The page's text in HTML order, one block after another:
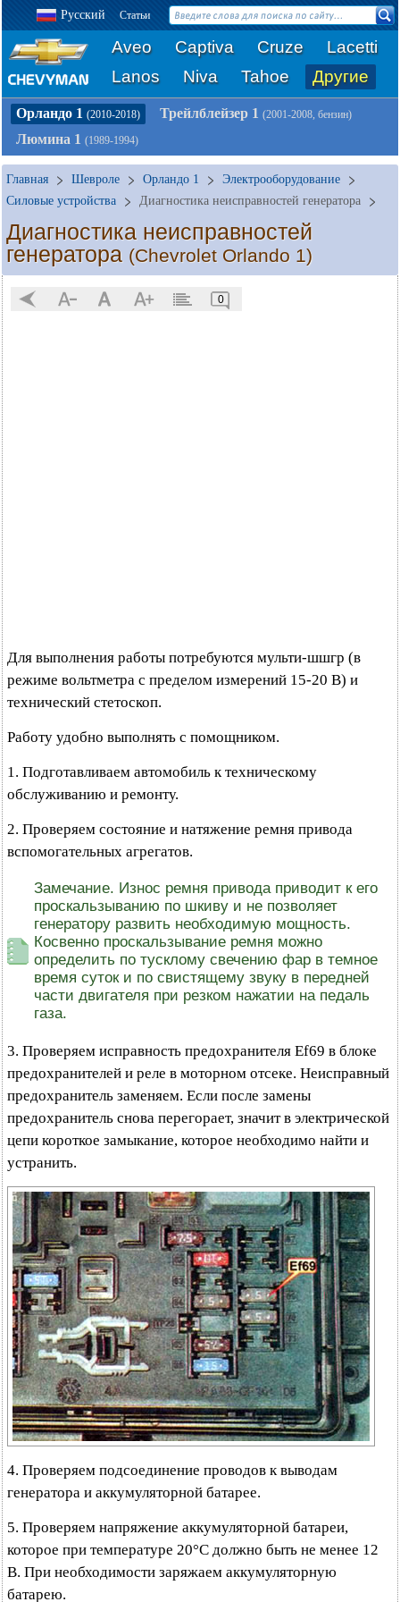
Русский Статьи
Aveo Captiva Cruze
Lacetti
Lanos
Niva Tahoe Другие
Орландо 1 (2010-2018) Трейлблейзер 1 (2001-2008, бензин)
Люмина 1 (1989-1994)
Главная Шевроле Орландо 1
Электрооборудование
Силовые устройства
Диагностика неисправностей генератора
Диагностика неисправностей
генератора (Chevrolet Orlando 1)
0
Для выполнения работы потребуются мульти-шшгр (в
режиме вольтметра с пределом измерений 15-20 В) и
технический стетоскоп.
Работу удобно выполнять с помощником.
1. Подготавливаем автомобиль к техническому
обслуживанию и ремонту.
2. Проверяем состояние и натяжение ремня привода
вспомогательных агрегатов.
Замечание. Износ ремня привода приводит к его
проскальзыванию по шкиву и не позволяет
генератору развить необходимую мощность.
Косвенно проскальзывание ремня можно
определить по тусклому свечению фар в темное
время суток и по свистящему звуку в передней
части двигателя при резком нажатии на педаль
газа.
3. Проверяем исправность предохранителя Ef69 в блоке
предохранителей и реле в моторном отсеке. Неисправный
предохранитель заменяем. Если после замены
предохранитель снова перегорает, значит в электрической
цепи короткое замыкание, которое необходимо найти и
устранить.
4. Проверяем подсоединение проводов к выводам
генератора и аккумуляторной батарее.
5. Проверяем напряжение аккумуляторной батареи,
которое при температуре 20°C должно быть не менее 12
В. При необходимости заряжаем аккумуляторную
батарею.